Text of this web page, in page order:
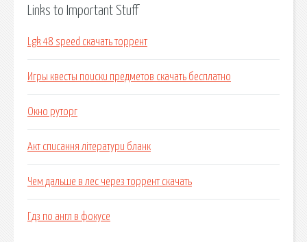
Links to Important Stuff
Lgk 48 speed скачать торрент
Игры квесты поиски предметов скачать бесплатно
Окно руторг
Акт списання літератури бланк
Чем дальше в лес через торрент скачать
Гдз по англ в фокусе